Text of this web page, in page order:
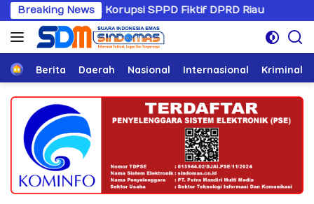
Langsung
ke
konten
Breaking News
Kasus Korupsi SPPD Fiktif DPRD Riau
HomeBerita Daerah Nasional Internasional Kriminal